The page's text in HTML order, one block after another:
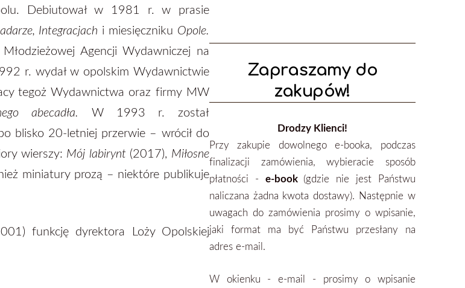
Zapraszamy do
zakupów!
Drodzy Klienci!
Przy zakupie dowolnego e-booka, podczas
finalizacji zamówienia, wybieracie sposób
płatności - e-book (gdzie nie jest Państwu
naliczana żadna kwota dostawy). Następnie w
uwagach do zamówienia prosimy o wpisanie,
jaki format ma być Państwu przesłany na
adres e-mail.
W okienku - e-mail - prosimy o wpisanie
Debiutował w 1981 r. w prasie
Integracjach i miesięczniku Opole.
Agencji Wydawniczej na
r. wydał w opolskim Wydawnictwie
tegoż Wydawnictwa oraz firmy MW
abecadła. W 1993 r. został
blisko 20-letniej przerwie – wrócił do
wierszy: Mój labirynt(2017), Miłosne
miniatury prozą – niektóre publikuje
funkcję dyrektora Loży Opolskiej